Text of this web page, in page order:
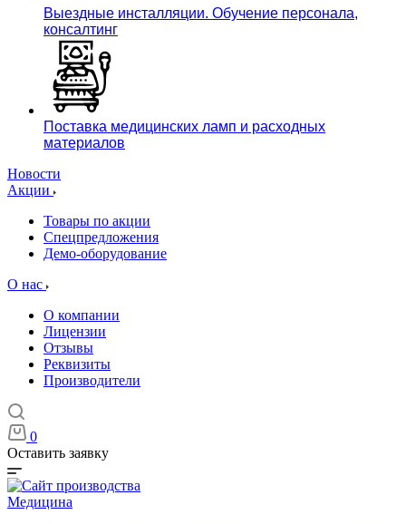
Выездные инсталляции. Обучение персонала,
консалтинг
Поставка медицинских ламп и расходных
материалов
Новости
Акции
Товары по акции
Спецпредложения
Демо-оборудование
О нас
О компании
Лицензии
Отзывы
Реквизиты
Производители
0
Оставить заявку
Медицина